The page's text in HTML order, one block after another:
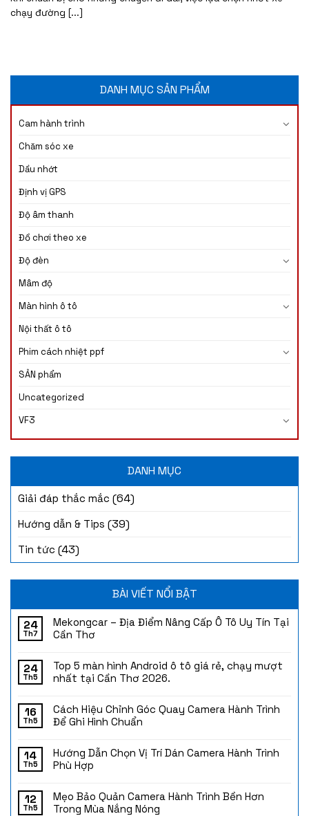
chạy đường [...]
DANH MỤC SẢN PHẨM
Cam hành trình
Chăm sóc xe
Dầu nhớt
Định vị GPS
Độ âm thanh
Đồ chơi theo xe
Độ đèn
Mâm độ
Màn hình ô tô
Nội thất ô tô
Phim cách nhiệt ppf
SẢN phẩm
Uncategorized
VF3
DANH MỤC
Giải đáp thắc mắc (64)
Hướng dẫn & Tips (39)
Tin tức (43)
BÀI VIẾT NỔI BẬT
24
Th7
Mekongcar – Địa Điểm Nâng Cấp Ô Tô Uy Tín Tại
Cần Thơ
24
Th5
Top 5 màn hình Android ô tô giá rẻ, chạy mượt
nhất tại Cần Thơ 2026.
16
Th5
Cách Hiệu Chỉnh Góc Quay Camera Hành Trình
Để Ghi Hình Chuẩn
14
Th5
Hướng Dẫn Chọn Vị Trí Dán Camera Hành Trình
Phù Hợp
12
Th5
Mẹo Bảo Quản Camera Hành Trình Bền Hơn
Trong Mùa Nắng Nóng